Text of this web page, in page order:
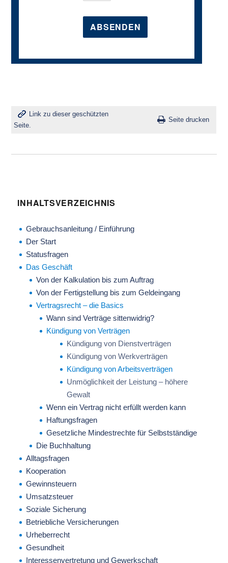
Link zu dieser geschützten
Seite.
Seite drucken
INHALTSVERZEICHNIS
Gebrauchsanleitung / Einführung
Der Start
Statusfragen
Das Geschäft
Von der Kalkulation bis zum Auftrag
Von der Fertigstellung bis zum Geldeingang
Vertragsrecht – die Basics
Wann sind Verträge sittenwidrig?
Kündigung von Verträgen
Kündigung von Dienstverträgen
Kündigung von Werkverträgen
Kündigung von Arbeitsverträgen
Unmöglichkeit der Leistung – höhere
Gewalt
Wenn ein Vertrag nicht erfüllt werden kann
Haftungsfragen
Gesetzliche Mindestrechte für Selbstständige
Die Buchhaltung
Alltagsfragen
Kooperation
Gewinnsteuern
Umsatzsteuer
Soziale Sicherung
Betriebliche Versicherungen
Urheberrecht
Gesundheit
Interessenvertretung und Gewerkschaft